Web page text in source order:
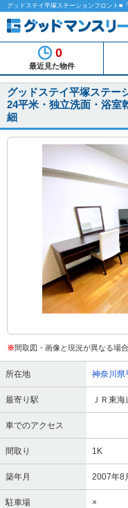
0
最近見た物件
グッドステイ平塚ステー
24平米・独立洗面・浴室
細
※間取図・画像と現況が異なる場
所在地 神奈川県
最寄り駅 ＪＲ東
車でのアクセス
間取り 1K
築年月 2007年8
駐車場 ×